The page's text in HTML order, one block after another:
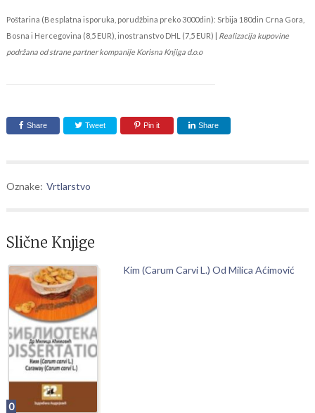
Poštarina (Besplatna isporuka, porudžbina preko 3000din): Srbija 180din Crna Gora,
Bosna i Hercegovina (8,5 EUR), inostranstvo DHL (7,5 EUR) | Realizacija kupovine
podržana od strane partner kompanije Korisna Knjiga d.o.o
Share Tweet Pin it Share
Oznake: Vrtlarstvo
Slične Knjige
0
Kim (Carum Carvi L.) Od Milica Aćimović